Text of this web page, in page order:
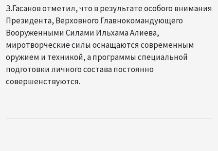
З.Гасанов отметил, что в результате особого внимания
Президента, Верховного Главнокомандующего
Вооруженными Силами Ильхама Алиева,
миротворческие силы оснащаются современным
оружием и техникой, а программы специальной
подготовки личного состава постоянно
совершенствуются.